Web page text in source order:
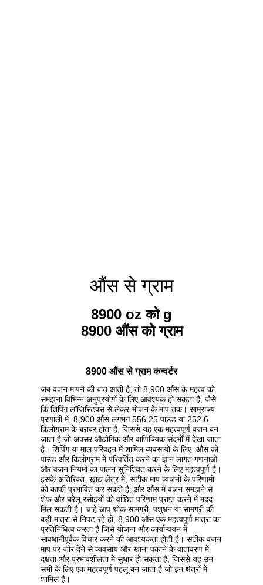
औंस से ग्राम
8900 oz को g
8900 औंस को ग्राम
8900 औंस से ग्राम कन्वर्टर
जब वजन मापने की बात आती है, तो 8,900 औंस के महत्व को
समझना विभिन्न अनुप्रयोगों के लिए आवश्यक हो सकता है, जैसे
कि शिपिंग लॉजिस्टिक्स से लेकर भोजन के माप तक। साम्राज्य
प्रणाली में, 8,900 औंस लगभग 556.25 पाउंड या 252.6
किलोग्राम के बराबर होता है, जिससे यह एक महत्वपूर्ण वजन बन
जाता है जो अक्सर औद्योगिक और वाणिज्यिक संदर्भों में देखा जाता
है। शिपिंग या माल परिवहन में शामिल व्यवसायों के लिए, औंस को
पाउंड और किलोग्राम में परिवर्तित करने का ज्ञान लागत गणनाओं
और वजन नियमों का पालन सुनिश्चित करने के लिए महत्वपूर्ण है।
इसके अतिरिक्त, खाद्य क्षेत्र में, सटीक माप व्यंजनों के परिणामों
को काफी प्रभावित कर सकते हैं, और औंस में वजन समझने से
शेफ और घरेलू रसोइयों को वांछित परिणाम प्राप्त करने में मदद
मिल सकती है। चाहे आप थोक सामग्री, पशुधन या सामग्री की
बड़ी मात्रा से निपट रहे हों, 8,900 औंस एक महत्वपूर्ण मात्रा का
प्रतिनिधित्व करता है जिसे योजना और कार्यान्वयन में
सावधानीपूर्वक विचार करने की आवश्यकता होती है। सटीक वजन
माप पर जोर देने से व्यवसाय और खाना पकाने के वातावरण में
दक्षता और प्रभावशीलता में सुधार हो सकता है, जिससे यह उन
सभी के लिए एक महत्वपूर्ण पहलू बन जाता है जो इन क्षेत्रों में
शामिल हैं।